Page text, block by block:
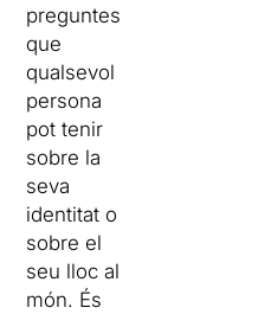
preguntes
que
qualsevol
persona
pot tenir
sobre la
seva
identitat o
sobre el
seu lloc al
món. És